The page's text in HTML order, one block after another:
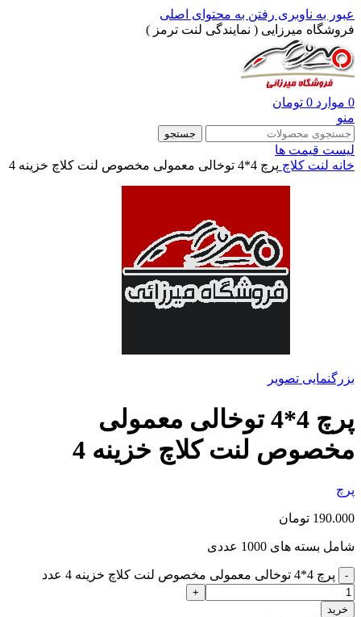
عبور به ناوبری رفتن به محتوای اصلی
فروشگاه میرزایی ( نمایندگی لنت ترمز )
0 موارد 0 تومان
منو
جستجو
لیست قیمت ها
خانه لنت کلاچ پرچ 4*4 توخالی معمولی مخصوص لنت کلاچ خزینه 4
بزرگنمایی تصویر
پرچ 4*4 توخالی معمولی
مخصوص لنت کلاچ خزینه 4
پرچ
190.000 تومان
شامل بسته های 1000 عددی
پرچ 4*4 توخالی معمولی مخصوص لنت کلاچ خزینه 4 عدد
خرید